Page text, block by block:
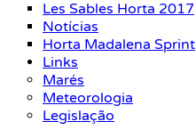
Les Sables Horta 2017
Notícias
Horta Madalena Sprint
Links
Marés
Meteorologia
Legislação